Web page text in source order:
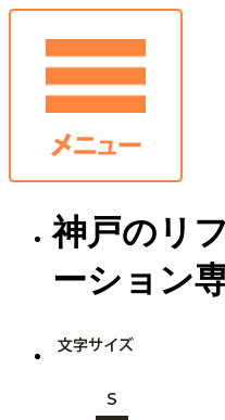
神戸のリ
ーション